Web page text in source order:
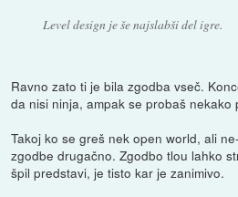
Level design je še najslabši del igre.
Ravno zato ti je bila zgodba vseč.
da nisi ninja, ampak se probaš nekako
Takoj ko se greš nek open world, ali
zgodbe drugačno. Zgodbo tlou lahko
špil predstavi, je tisto kar je zanimivo.